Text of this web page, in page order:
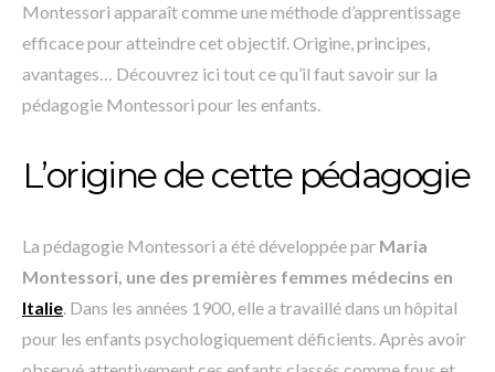
Montessori apparaît comme une méthode d’apprentissage
efficace pour atteindre cet objectif. Origine, principes,
avantages… Découvrez ici tout ce qu’il faut savoir sur la
pédagogie Montessori pour les enfants.
L’origine de cette pédagogie
La pédagogie Montessori a été développée par Maria
Montessori, une des premières femmes médecins en
Italie. Dans les années 1900, elle a travaillé dans un hôpital
pour les enfants psychologiquement déficients. Après avoir